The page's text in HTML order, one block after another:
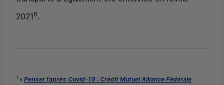
2021 6.
1 « Penser l’après Covid-19 : Crédit Mutuel Alliance Fédérale